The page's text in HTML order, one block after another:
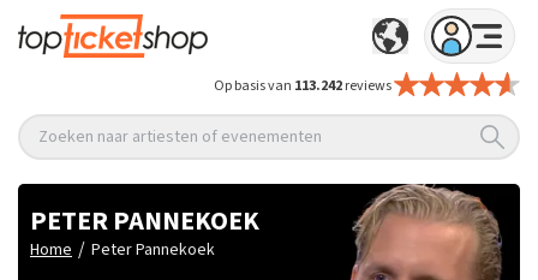
Op basis van 113.242reviews
Zoeken naar artiesten of evenementen
PETER PANNEKOEK
Home / Peter Pannekoek